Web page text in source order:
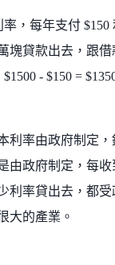
，每年支付 $150
塊貸款出去，跟借
- $150 =
利率由政府制定，
由政府制定，每收
利率貸出去，都受
大的產業。